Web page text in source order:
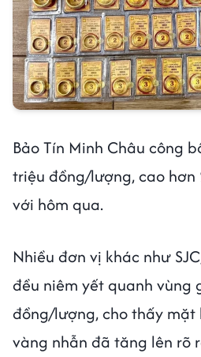
Bảo Tín Minh Châu công
triệu đồng/lượng, cao hơn
với hôm qua.
Nhiều đơn vị khác như
đều niêm yết quanh vùng
đồng/lượng, cho thấy
vàng nhẫn đã tăng lên rõ